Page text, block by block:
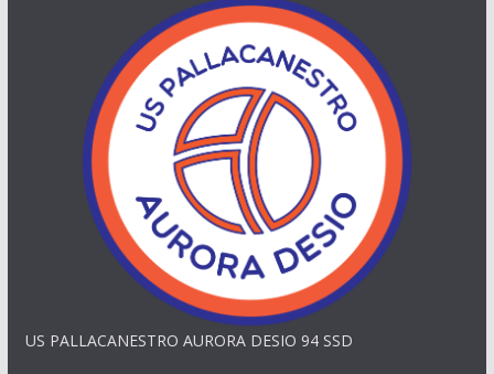
US PALLACANESTRO AURORA DESIO 94 SSD